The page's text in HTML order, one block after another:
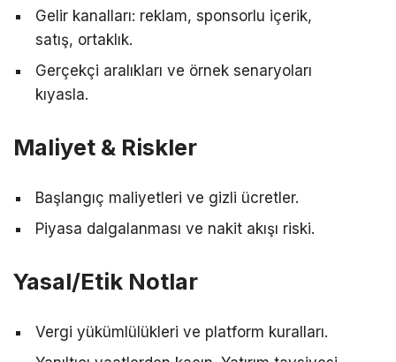
Gelir kanalları: reklam, sponsorlu içerik,
satış, ortaklık.
Gerçekçi aralıkları ve örnek senaryoları
kıyasla.
Maliyet & Riskler
Başlangıç maliyetleri ve gizli ücretler.
Piyasa dalgalanması ve nakit akışı riski.
Yasal/Etik Notlar
Vergi yükümlülükleri ve platform kuralları.